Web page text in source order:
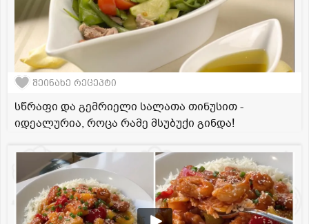
შეინახე რეცეპტი
სწრაფი და გემრიელი სალათა თინუსით -
იდეალურია, როცა რამე მსუბუქი გინდა!